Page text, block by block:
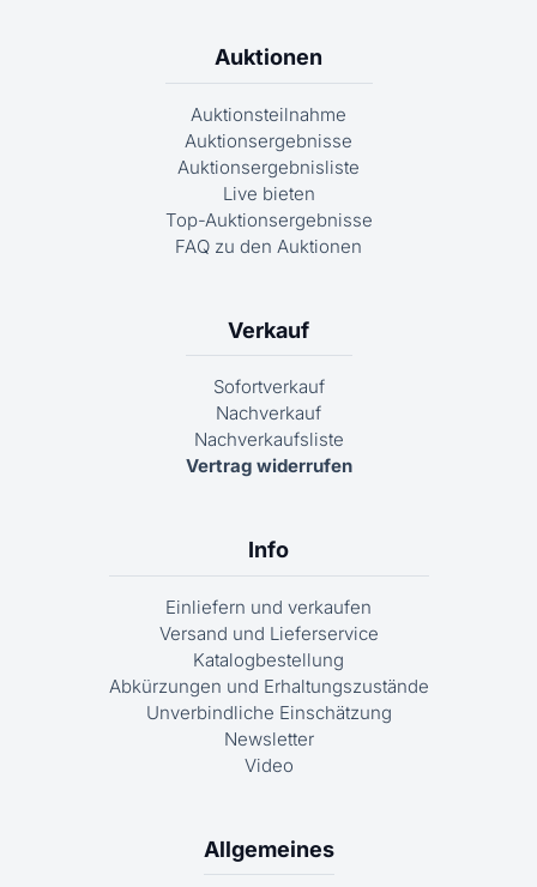
Auktionen
Auktionsteilnahme
Auktionsergebnisse
Auktionsergebnisliste
Live bieten
Top-Auktionsergebnisse
FAQ zu den Auktionen
Verkauf
Sofortverkauf
Nachverkauf
Nachverkaufsliste
Vertrag widerrufen
Info
Einliefern und verkaufen
Versand und Lieferservice
Katalogbestellung
Abkürzungen und Erhaltungszustände
Unverbindliche Einschätzung
Newsletter
Video
Allgemeines